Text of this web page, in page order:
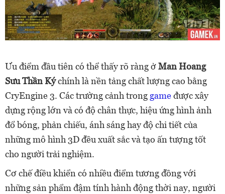
Ưu điểm đầu tiên có thể thấy rõ ràng ởMan Hoang
Sưu Thần Kýchính là nền tảng chất lượng cao bằng
CryEngine 3. Các trường cảnh trong gameđược xây
dựng rộng lớn và có độ chân thực, hiệu ứng hình ảnh
đổ bóng, phản chiếu, ánh sáng hay độ chi tiết của
những mô hình 3D đều xuất sắc và tạo ấn tượng tốt
cho người trải nghiệm.
Cơ chế điều khiển có nhiều điểm tương đồng với
những sản phẩm đậm tính hành động thời nay, người